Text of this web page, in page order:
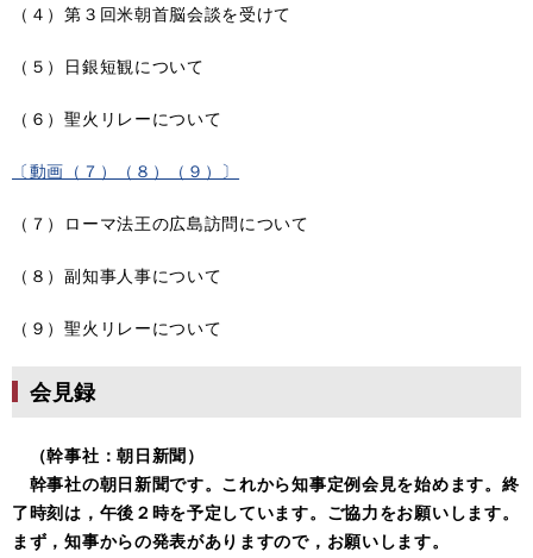
（４）第３回米朝首脳会談を受けて
（５）日銀短観について
（６）聖火リレーについて
〔動画（７）（８）（９）〕
（７）ローマ法王の広島訪問について
（８）副知事人事について
（９）聖火リレーについて
会見録
（幹事社：朝日新聞）
幹事社の朝日新聞です。これから知事定例会見を始めます。終
了時刻は，午後２時を予定しています。ご協力をお願いします。
まず，知事からの発表がありますので，お願いします。